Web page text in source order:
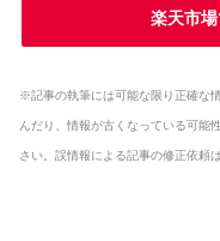
楽天市
※記事の執筆には可能な限り正確な
んだり、情報が古くなっている可能
さい。誤情報による記事の修正依頼